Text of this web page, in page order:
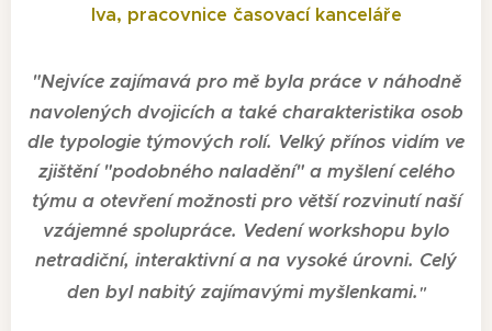
Iva, pracovnice časovací kanceláře
"Nejvíce zajímavá pro mě byla práce v náhodně
navolených dvojicích a také charakteristika osob
dle typologie týmových rolí. Velký přínos vidím ve
zjištění "podobného naladění" a myšlení celého
týmu a otevření možnosti pro větší rozvinutí naší
vzájemné spolupráce. Vedení workshopu bylo
netradiční, interaktivní a na vysoké úrovni. Celý
den byl nabitý zajímavými myšlenkami. "